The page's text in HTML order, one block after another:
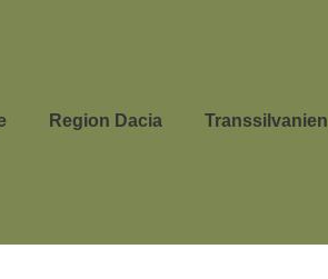
Region Dacia Transsilvanien